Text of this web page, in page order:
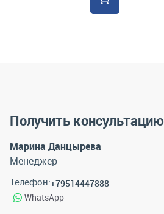
Получить консультацию
Марина Данцырева
Менеджер
Телефон:+79514447888
WhatsApp